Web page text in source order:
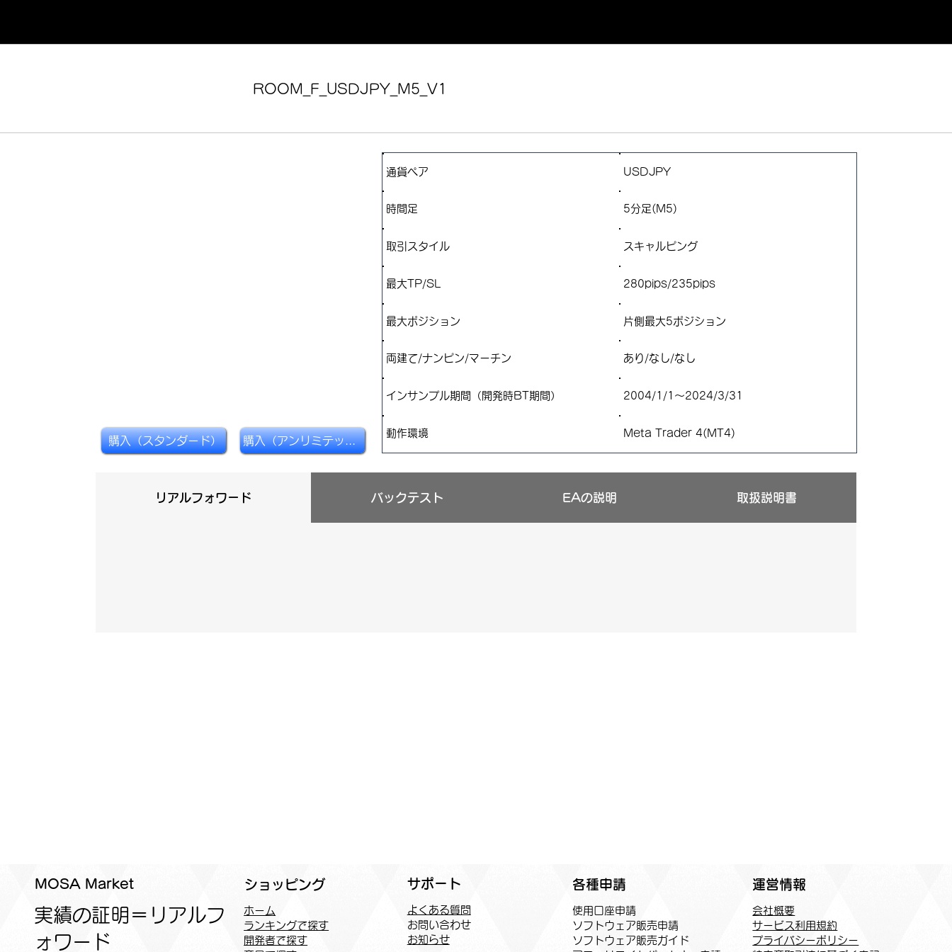
ROOM_F_USDJPY_M5_V1
通貨ペア USDJPY
​時間足 5分足(M5)
取引スタイル ​スキャルピング
最大TP/SL 280pips/235pips
​最大ポジション 片側最大5ポジション
両建て/ナンピン/マーチン あり/なし/なし
インサンプル期間（開発時BT期間） 2004/1/1〜2024/3/31
​動作環境 Meta Trader 4(MT4)
購入（スタンダード） 購入（アンリミテッド）
リアルフォワード バックテスト EAの説明 取扱説明書
MOSA Market
実績の証明＝リアルフ
ォワード
ショッピング
ホーム
ランキングで探す
開発者で探す
サポート
よくある質問
お問い合わせ
お知らせ
各種申請
​使用口座申請
ソフトウェア販売申請
ソフトウェア販売ガイド
運営情報
会社概要
サービス利用規約
プライバシーポリシー